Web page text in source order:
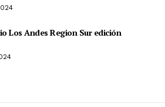
Los Andes Region Sur edición